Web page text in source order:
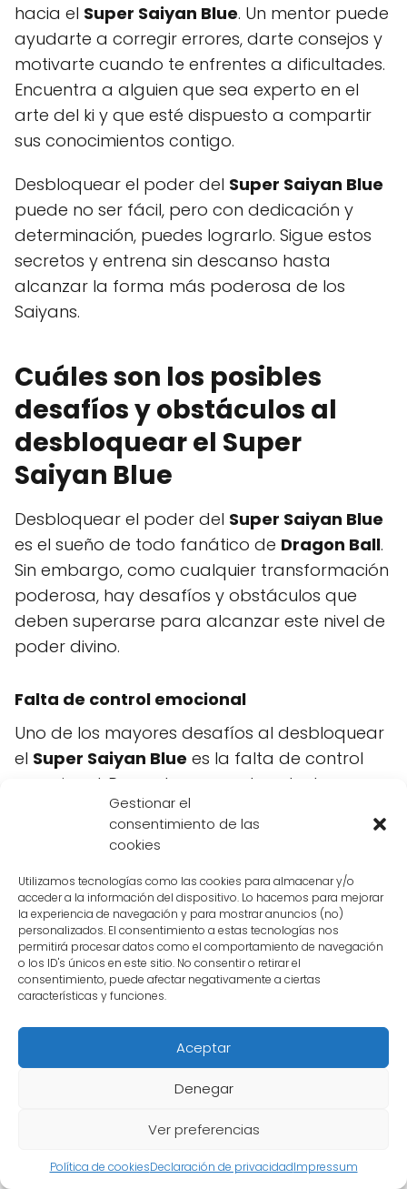
Gestionar el
consentimiento de las
cookies
Utilizamos tecnologías como las cookies para almacenar y/o
acceder a la información del dispositivo. Lo hacemos para mejorar
la experiencia de navegación y para mostrar anuncios (no)
personalizados. El consentimiento a estas tecnologías nos
permitirá procesar datos como el comportamiento de navegación
o los ID's únicos en este sitio. No consentir o retirar el
consentimiento, puede afectar negativamente a ciertas
características y funciones.
Aceptar
Denegar
Ver preferencias
Política de cookiesDeclaración de privacidadImpressum
hacia el Super Saiyan Blue. Un mentor puede
ayudarte a corregir errores, darte consejos y
motivarte cuando te enfrentes a dificultades.
Encuentra a alguien que sea experto en el
arte del ki y que esté dispuesto a compartir
sus conocimientos contigo.
Desbloquear el poder del Super Saiyan Blue
puede no ser fácil, pero con dedicación y
determinación, puedes lograrlo. Sigue estos
secretos y entrena sin descanso hasta
alcanzar la forma más poderosa de los
Saiyans.
Cuáles son los posibles
desafíos y obstáculos al
desbloquear el Super
Saiyan Blue
Desbloquear el poder del Super Saiyan Blue
es el sueño de todo fanático de Dragon Ball.
Sin embargo, como cualquier transformación
poderosa, hay desafíos y obstáculos que
deben superarse para alcanzar este nivel de
poder divino.
Falta de control emocional
Uno de los mayores desafíos al desbloquear
el Super Saiyan Blue es la falta de control
emocional. Para alcanzar este estado, se
requiere un dominio completo de las
emociones y la capacidad de mantener la
deben aprender a controlar su ira y no
dejarse llevar por ella, ya que esto puede
llevar a una explosión de poder incontrolable.
Entrenamiento intenso
Desbloquear elSuper Saiyan Blueno es algo
que se logre de la noche a la mañana.
Requiere un entrenamiento extremadamente
intenso y dedicación absoluta. Los Saiyans
deben someterse a un régimen de
mental, para fortalecer su cuerpo y su mente.